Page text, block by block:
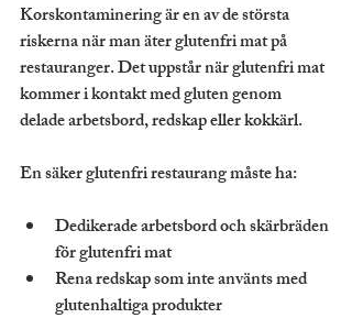
Korskontaminering är en av de största
riskerna när man äter glutenfri mat på
restauranger. Det uppstår när glutenfri mat
kommer i kontakt med gluten genom
delade arbetsbord, redskap eller kokkärl.
En säker glutenfri restaurang måste ha:
Dedikerade arbetsbord och skärbräden
för glutenfri mat
Rena redskap som inte använts med
glutenhaltiga produkter